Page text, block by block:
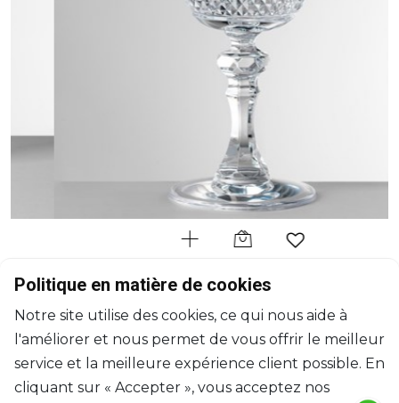
MARIO LUCA GIUSTI
Verre à vin clair
H: 18cm, D: 9.5cm
$30
Politique en matière de cookies
Notre site utilise des cookies, ce qui nous aide à
l'améliorer et nous permet de vous offrir le meilleur
service et la meilleure expérience client possible. En
cliquant sur « Accepter », vous acceptez nos